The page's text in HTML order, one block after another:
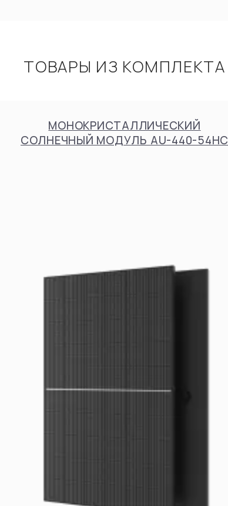
ТОВАРЫ ИЗ КОМПЛЕКТА
МОНОКРИСТАЛЛИЧЕСКИЙ
СОЛНЕЧНЫЙ МОДУЛЬ AU-440-54HC